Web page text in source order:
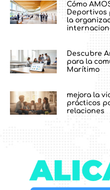
Cómo
Deportivos
la
Descubre
para la
Marítimo
mejora la
prácticos
relaciones